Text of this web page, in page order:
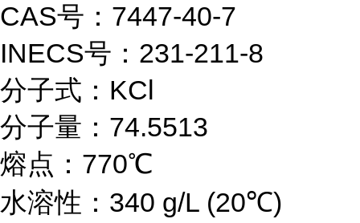
CAS号： 7447-40-7
INECS号：231-211-8
分子式：KCl
分子量：74.5513
熔点： 770℃
水溶性：340 g/L (20℃)